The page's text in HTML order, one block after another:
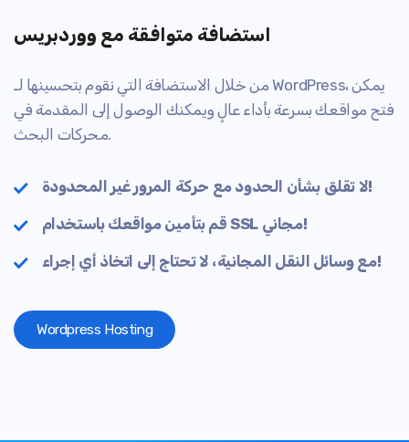
استضافة متوافقة مع ووردبريس
من خلال الاستضافة التي نقوم بتحسينها لـ WordPress، يمكن
فتح مواقعك بسرعة بأداء عالٍ ويمكنك الوصول إلى المقدمة في
محركات البحث.
لا تقلق بشأن الحدود مع حركة المرور غير المحدودة!
قم بتأمين مواقعك باستخدام SSL مجاني!
مع وسائل النقل المجانية، لا تحتاج إلى اتخاذ أي إجراء!
Wordpress Hosting